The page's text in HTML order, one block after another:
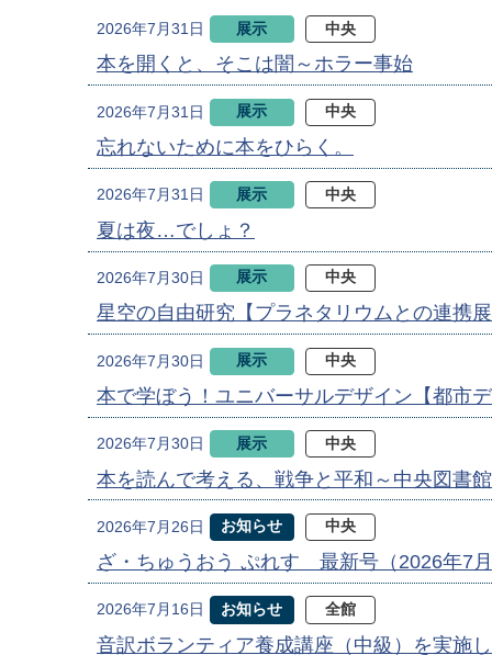
2026年7月31日 展示 中央
本を開くと、そこは闇～ホラー事始
2026年7月31日 展示 中央
忘れないために本をひらく。
2026年7月31日 展示 中央
夏は夜…でしょ？
2026年7月30日 展示 中央
星空の自由研究【プラネタリウムとの連携
2026年7月30日 展示 中央
本で学ぼう！ユニバーサルデザイン【都市
2026年7月30日 展示 中央
本を読んで考える、戦争と平和～中央図書
2026年7月26日 お知らせ 中央
ざ・ちゅうおう ぷれす 最新号（2026年7
2026年7月16日 お知らせ 全館
音訳ボランティア養成講座（中級）を実施